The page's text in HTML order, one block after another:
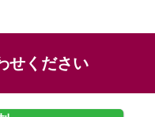
せください